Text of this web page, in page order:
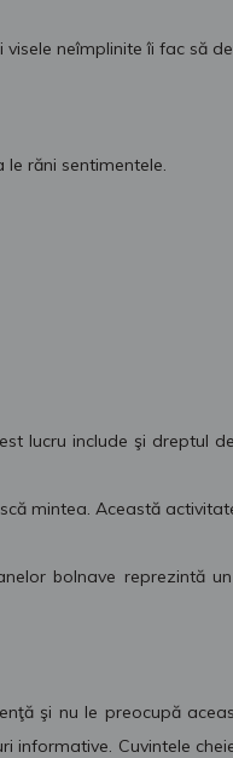
neîmplinite îi fac să
răni sentimentele.
lucru include şi dreptul
mintea. Această
bolnave reprezintă
şi nu le preocupă
informative. Cuvintele